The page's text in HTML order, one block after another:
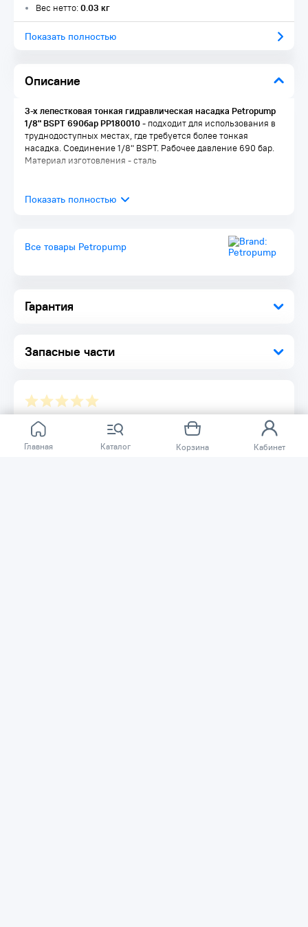
Главная Каталог Корзина Кабинет
Описание
Гарантия
Запасные части
Вес нетто:0.03 кг
Показать полностью
3-х лепестковая тонкая гидравлическая насадка Petropump
1/8" BSPT 690бар PP180010- подходит для использования в
труднодоступных местах, где требуется более тонкая
насадка. Соединение 1/8" BSPT. Рабочее давление 690 бар.
Материал изготовления - сталь
Все товары Petropump
Отзывов ещё нет.
Расскажите о товаре, который приобрели у нас.